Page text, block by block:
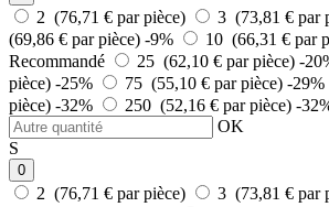
2 (76,71 € par pièce) 3 (73,81 € par
(69,86 € par pièce) -9% 10 (66,31 € par
Recommandé
25 (62,10 € par pièce) -
pièce) -25% 75 (55,10 € par pièce) -29%
pièce) -32% 250 (52,16 € par pièce) -
OK
S
0
2 (76,71 € par pièce) 3 (73,81 € par